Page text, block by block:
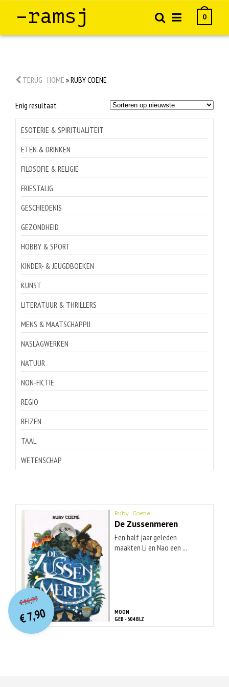
–ramsj 0
TERUG HOME »RUBY COENE
Enig resultaat
ESOTERIE & SPIRITUALITEIT
ETEN & DRINKEN
FILOSOFIE & RELIGIE
FRIESTALIG
GESCHIEDENIS
GEZONDHEID
HOBBY & SPORT
KINDER- & JEUGDBOEKEN
KUNST
LITERATUUR & THRILLERS
MENS & MAATSCHAPPIJ
NASLAGWERKEN
NATUUR
NON-FICTIE
REGIO
REIZEN
TAAL
WETENSCHAP
Ruby Coene
De Zussenmeren
Een half jaar geleden
maakten Li en Nao een ...
MOON
GEB - 304 BLZ
€16,99O
orspr
onkelijke
prijs
was:
€ 16,99.
€7,90
Huidige
prijs
is:
€ 7,90.